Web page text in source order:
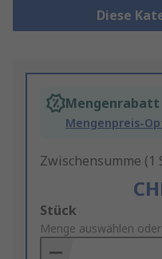
Diese
Mengenpreis-
Zwischensumme (1
Add
to
Basket
Stück
Menge auswählen